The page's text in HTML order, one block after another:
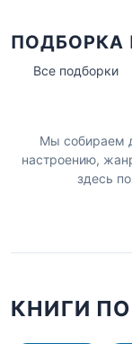
ПОДБОРКА
Все подборки
Мы собираем
настроению,
здесь
КНИГИ